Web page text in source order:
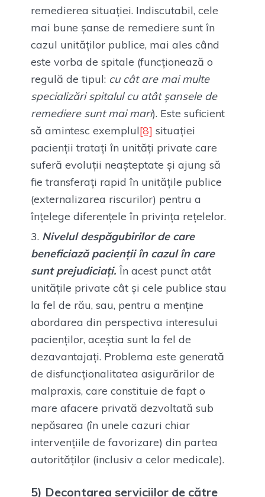
remedierea situației. Indiscutabil, cele
mai bune șanse de remediere sunt în
cazul unităților publice, mai ales când
este vorba de spitale (funcționează o
regulă de tipul: cu cât are mai multe
specializări spitalul cu atât șansele de
remediere sunt mai mari). Este suficient
să amintesc exemplul[8] situației
pacienții tratați în unități private care
suferă evoluții neașteptate și ajung să
fie transferați rapid în unitățile publice
(externalizarea riscurilor) pentru a
înțelege diferențele în privința rețelelor.
Nivelul despăgubirilor de care
beneficiază pacienții în cazul în care
sunt prejudiciați. În acest punct atât
unitățile private cât și cele publice stau
la fel de rău, sau, pentru a menține
abordarea din perspectiva interesului
pacienților, aceștia sunt la fel de
dezavantajați. Problema este generată
de disfuncționalitatea asigurărilor de
malpraxis, care constituie de fapt o
mare afacere privată dezvoltată sub
nepăsarea (în unele cazuri chiar
intervențiile de favorizare) din partea
autorităților (inclusiv a celor medicale).
5) Decontarea serviciilor de către